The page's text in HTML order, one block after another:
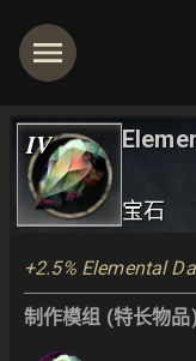
IV
宝石
+2.5% Elemental
制作模组 (特长物品